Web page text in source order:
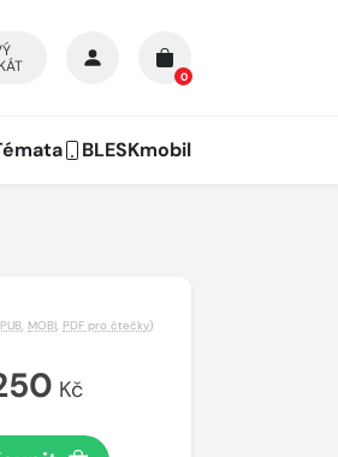
0
BLESKmobil
, MOBI, PDF pro čtečky)
Kč